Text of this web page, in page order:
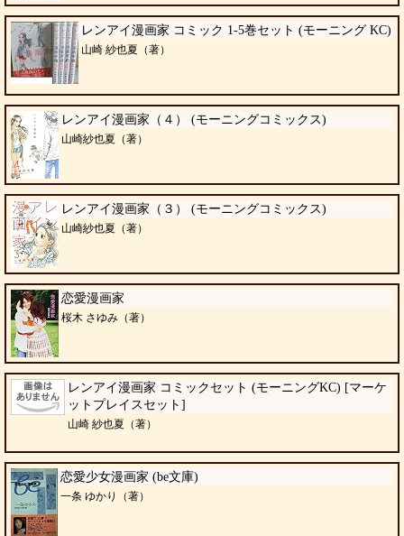
レンアイ漫画家 コミック 1-5巻セット (モーニング KC)
山崎 紗也夏（著）
レンアイ漫画家（４） (モーニングコミックス)
山崎紗也夏（著）
レンアイ漫画家（３） (モーニングコミックス)
山崎紗也夏（著）
恋愛漫画家
桜木 さゆみ（著）
レンアイ漫画家 コミックセット (モーニングKC) [マーケ
ットプレイスセット]
山崎 紗也夏（著）
恋愛少女漫画家 (be文庫)
一条 ゆかり（著）